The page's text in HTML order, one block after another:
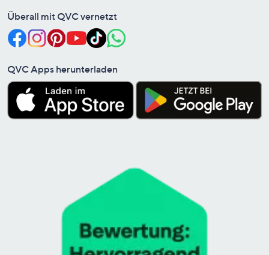
Überall mit QVC vernetzt
QVC Apps herunterladen